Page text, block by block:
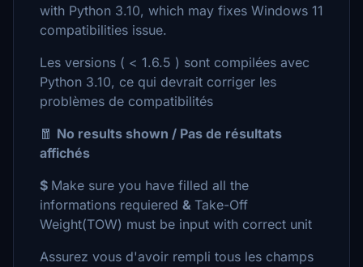
with Python 3.10, which may fixes Windows 11
compatibilities issue.
Les versions ( < 1.6.5 ) sont compilées avec
Python 3.10, ce qui devrait corriger les
problèmes de compatibilités
🧧 No results shown / Pas de résultats
affichés
$ Make sure you have filled all the
informations requiered & Take-Off
Weight(TOW) must be input with correct unit
Assurez vous d'avoir rempli tous les champs